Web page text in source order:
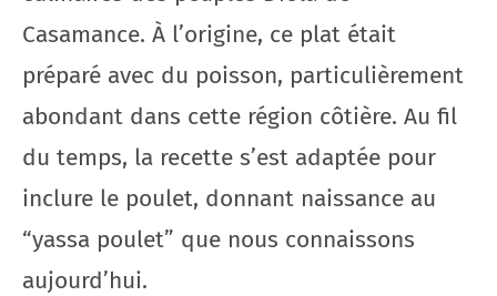
Casamance. À l’origine, ce plat était
préparé avec du poisson, particulièrement
abondant dans cette région côtière. Au fil
du temps, la recette s’est adaptée pour
inclure le poulet, donnant naissance au
“yassa poulet” que nous connaissons
aujourd’hui.